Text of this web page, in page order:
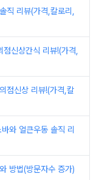
직 리뷰(가격,칼로리,
신상간식 리뷰!(가격,
점신상 리뷰!(가격,칼
와 얼큰우동 솔직 리
방법(방문자수 증가)